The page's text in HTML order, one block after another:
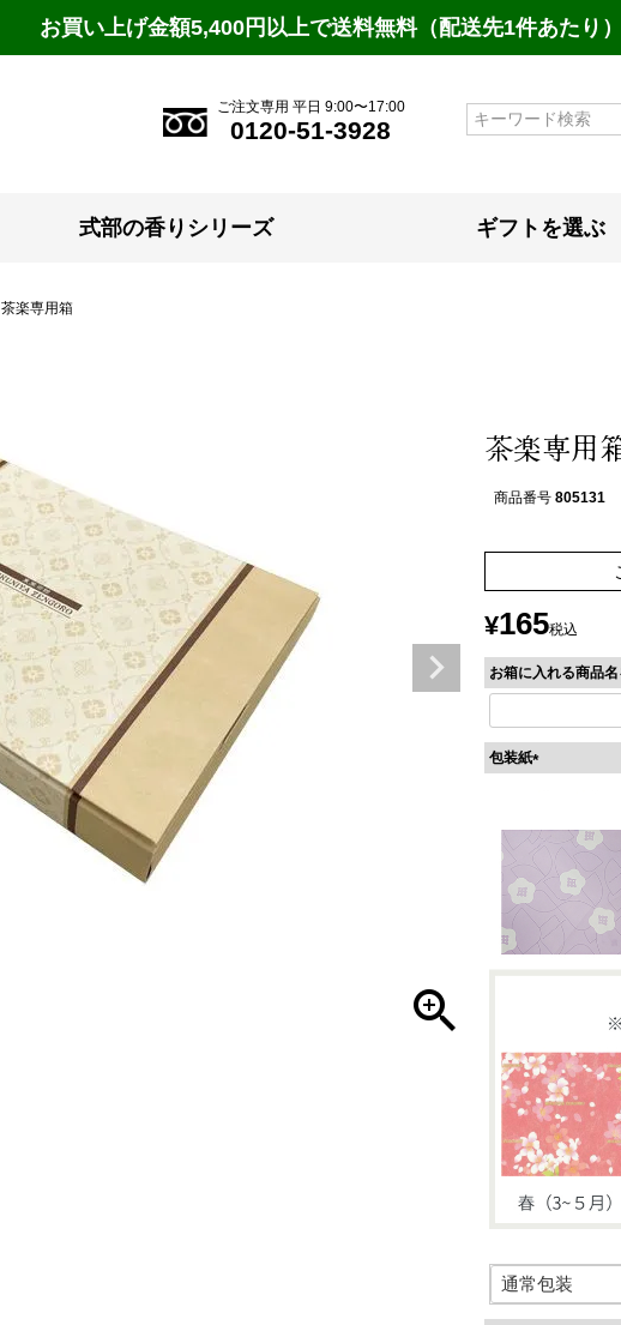
お買い上げ金額5,400円以上で送料無料（配送先1件あたり）
ご注文専用 平日 9:00〜17:00
0120-51-3928
式部の香りシリーズ ギフトを選ぶ
茶楽専用箱
茶楽専用
商品番号 805131
¥165税込
お箱に入れる商品
包装紙
須